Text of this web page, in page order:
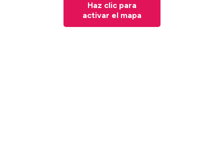
Haz clic para
activar el mapa